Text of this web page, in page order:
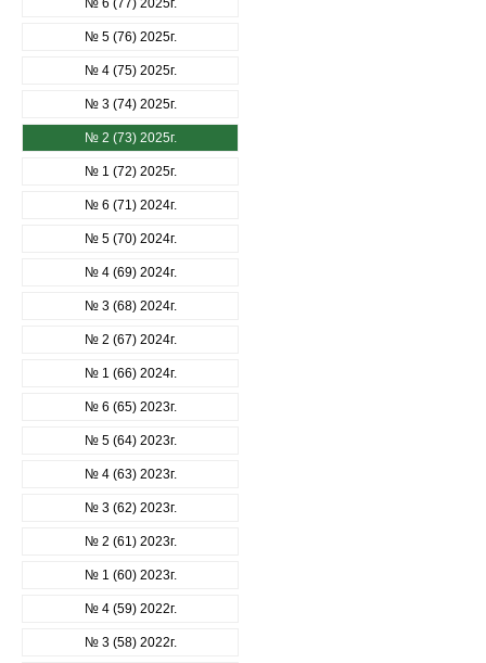
№ 5 (76) 2025г.
№ 4 (75) 2025г.
№ 3 (74) 2025г.
№ 2 (73) 2025г.
№ 1 (72) 2025г.
№ 6 (71) 2024г.
№ 5 (70) 2024г.
№ 4 (69) 2024г.
№ 3 (68) 2024г.
№ 2 (67) 2024г.
№ 1 (66) 2024г.
№ 6 (65) 2023г.
№ 5 (64) 2023г.
№ 4 (63) 2023г.
№ 3 (62) 2023г.
№ 2 (61) 2023г.
№ 1 (60) 2023г.
№ 4 (59) 2022г.
№ 3 (58) 2022г.